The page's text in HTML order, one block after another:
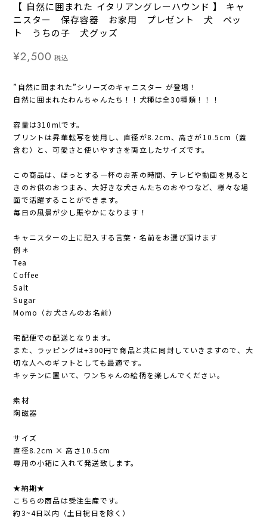
【 自然に囲まれた イタリアングレーハウンド 】 キャ
ニスター 保存容器 お家用 プレゼント 犬 ペッ
ト うちの子 犬グッズ
¥2,500 税込
”自然に囲まれた”シリーズのキャニスター が登場！
自然に囲まれたわんちゃんたち！！犬種は全30種類！！！
容量は310mlです。
プリントは昇華転写を使用し、直径が8.2cm、高さが10.5cm（蓋
含む）と、可愛さと使いやすさを両立したサイズです。
この商品は、ほっとする一杯のお茶の時間、テレビや動画を見ると
きのお供のおつまみ、大好きな犬さんたちのおやつなど、様々な場
面で活躍することができます。
毎日の風景が少し賑やかになります！
キャニスターの上に記入する言葉・名前をお選び頂けます
例＊
Tea
Coffee
Salt
Sugar
Momo（お犬さんのお名前）
宅配便での配送となります。
また、ラッピングは+300円で商品と共に同封していきますので、大
切な人へのギフトとしても最適です。
キッチンに置いて、ワンちゃんの絵柄を楽しんでください。
素材
陶磁器
サイズ
直径8.2cm × 高さ10.5cm
専用の小箱に入れて発送致します。
★納期★
こちらの商品は受注生産です。
約3~4日以内（土日祝日を除く）